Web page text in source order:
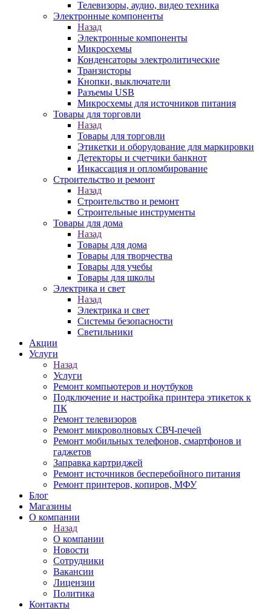
Телевизоры, аудио, видео техника
Электронные компоненты
Назад
Электронные компоненты
Микросхемы
Конденсаторы электролитические
Транзисторы
Кнопки, выключатели
Разъемы USB
Микросхемы для источников питания
Товары для торговли
Назад
Товары для торговли
Этикетки и оборудование для маркировки
Детекторы и счетчики банкнот
Инкассация и опломбирование
Строительство и ремонт
Назад
Строительство и ремонт
Строительные инструменты
Товары для дома
Назад
Товары для дома
Товары для творчества
Товары для учебы
Товары для школы
Электрика и свет
Назад
Электрика и свет
Системы безопасности
Светильники
Акции
Услуги
Назад
Услуги
Ремонт компьютеров и ноутбуков
Подключение и настройка принтера этикеток к
ПК
Ремонт телевизоров
Ремонт микроволновых СВЧ-печей
Ремонт мобильных телефонов, смартфонов и
гаджетов
Заправка картриджей
Ремонт источников бесперебойного питания
Ремонт принтеров, копиров, МФУ
Блог
Магазины
О компании
Назад
О компании
Новости
Сотрудники
Вакансии
Лицензии
Политика
Контакты